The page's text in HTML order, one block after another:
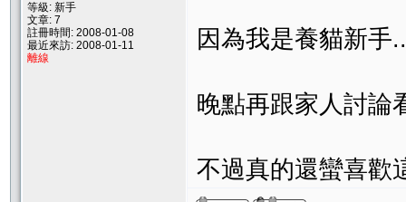
等級: 新手
文章: 7
註冊時間: 2008-01-08
最近來訪: 2008-01-11
離線
因為我是養貓新手
晚點再跟家人討論
不過真的還蠻喜歡